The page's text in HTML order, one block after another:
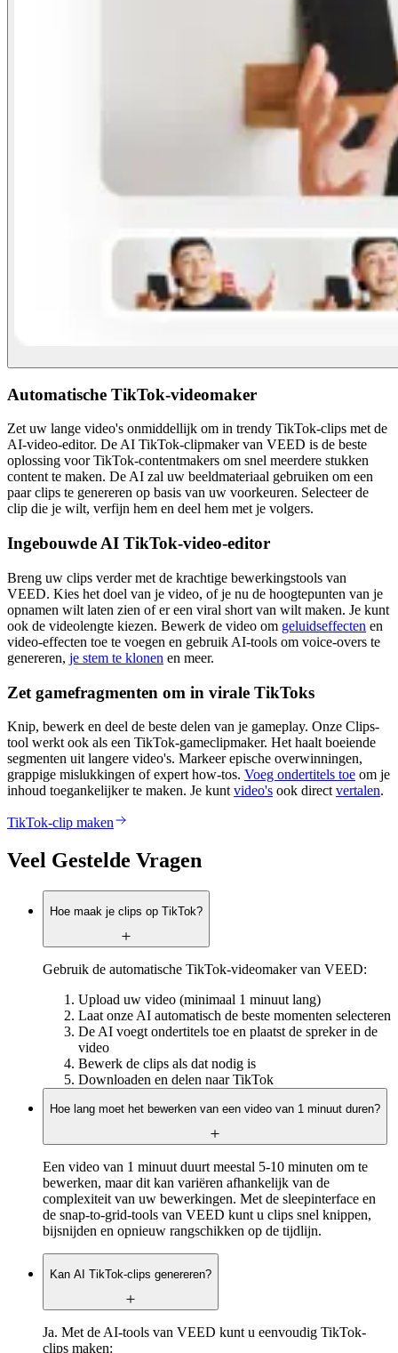
Automatische TikTok-videomaker
Zet uw lange video's onmiddellijk om in trendy TikTok-clips met de
AI-video-editor. De AI TikTok-clipmaker van VEED is de beste
oplossing voor TikTok-contentmakers om snel meerdere stukken
content te maken. De AI zal uw beeldmateriaal gebruiken om een
paar clips te genereren op basis van uw voorkeuren. Selecteer de
clip die je wilt, verfijn hem en deel hem met je volgers.
Ingebouwde AI TikTok-video-editor
Breng uw clips verder met de krachtige bewerkingstools van
VEED. Kies het doel van je video, of je nu de hoogtepunten van je
opnamen wilt laten zien of er een viral short van wilt maken. Je kunt
ook de videolengte kiezen. Bewerk de video om geluidseffecten en
video-effecten toe te voegen en gebruik AI-tools om voice-overs te
genereren, je stem te klonen en meer.
Zet gamefragmenten om in virale TikToks
Knip, bewerk en deel de beste delen van je gameplay. Onze Clips-
tool werkt ook als een TikTok-gameclipmaker. Het haalt boeiende
segmenten uit langere video's. Markeer epische overwinningen,
grappige mislukkingen of expert how-tos. Voeg ondertitels toe om je
inhoud toegankelijker te maken. Je kunt video's ook direct vertalen.
TikTok-clip maken
Veel Gestelde Vragen
Hoe maak je clips op TikTok?
Gebruik de automatische TikTok-videomaker van VEED:
Upload uw video (minimaal 1 minuut lang)
Laat onze AI automatisch de beste momenten selecteren
De AI voegt ondertitels toe en plaatst de spreker in de
video
Bewerk de clips als dat nodig is
Downloaden en delen naar TikTok
Hoe lang moet het bewerken van een video van 1 minuut duren?
Een video van 1 minuut duurt meestal 5-10 minuten om te
bewerken, maar dit kan variëren afhankelijk van de
complexiteit van uw bewerkingen. Met de sleepinterface en
de snap-to-grid-tools van VEED kunt u clips snel knippen,
bijsnijden en opnieuw rangschikken op de tijdlijn.
Kan AI TikTok-clips genereren?
Ja. Met de AI-tools van VEED kunt u eenvoudig TikTok-
clips maken: